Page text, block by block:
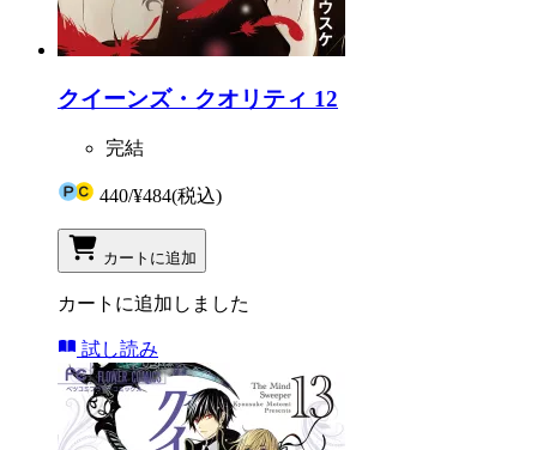
クイーンズ・クオリティ 12
完結
440/¥484(税込)
カートに追加
カートに追加しました
試し読み